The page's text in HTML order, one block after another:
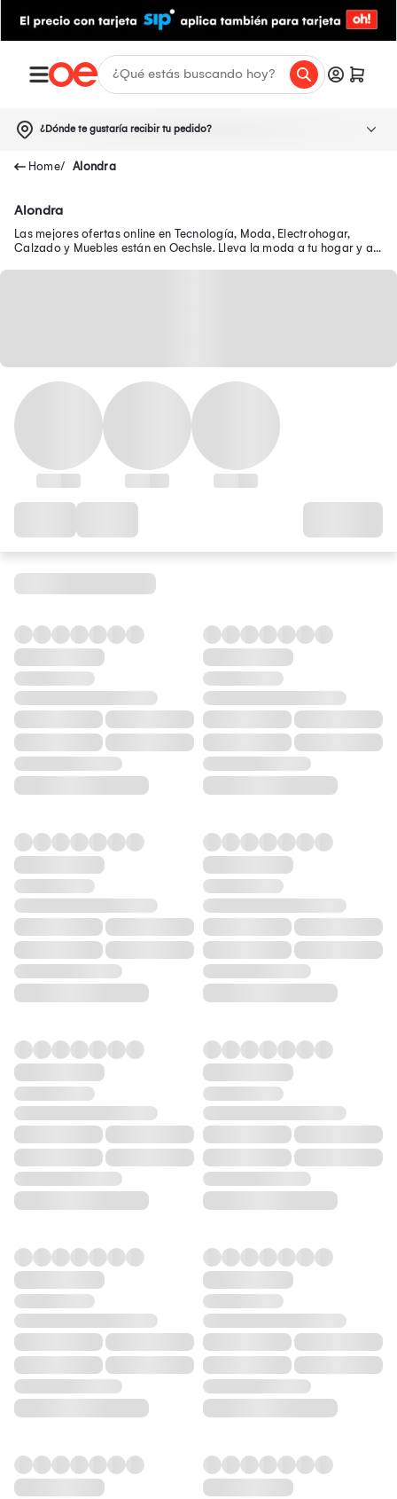
¿Dónde te gustaría recibir tu pedido?
Alondra
Alondra
Las mejores ofertas online en Tecnología, Moda, Electrohogar,
Calzado y Muebles están en Oechsle. Lleva la moda a tu hogar y a